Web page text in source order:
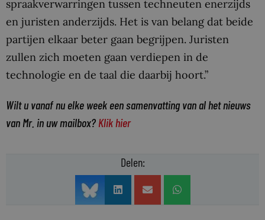
spraakverwarringen tussen techneuten enerzijds
en juristen anderzijds. Het is van belang dat beide
partijen elkaar beter gaan begrijpen. Juristen
zullen zich moeten gaan verdiepen in de
technologie en de taal die daarbij hoort.”
Wilt u vanaf nu elke week een samenvatting van al het nieuws
van Mr. in uw mailbox? Klik hier
Delen: